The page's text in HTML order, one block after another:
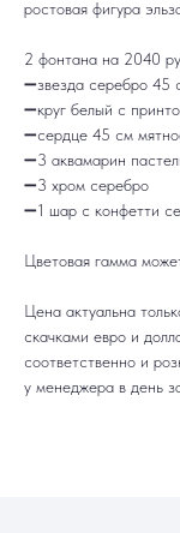
ростовая фигура
2 фонтана на 2040
➖звезда серебро 45
➖круг белый с
➖сердце 45 см
➖3 аквамарин
➖3 хром серебро
➖1 шар с конфетти
Цветовая гамма
Цена актуальна
скачками евро и
соответственно и
у менеджера в день
ДОСТАВКА
Ежедневно,
КАТАЛОГ
Для девушек
Для мужчин
Хиты продаж
ИНФОРМАЦИЯ
Доставка и
Акции
Отзывы
+7 (3452) 78-
+7 952
ТЮМЕНЬ, УЛ.
Смотреть в 2ГИС
МЫ ОНЛАЙН